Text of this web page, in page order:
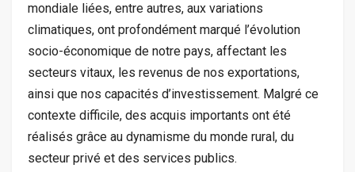
mondiale liées, entre autres, aux variations
climatiques, ont profondément marqué l’évolution
socio-économique de notre pays, affectant les
secteurs vitaux, les revenus de nos exportations,
ainsi que nos capacités d’investissement. Malgré ce
contexte difficile, des acquis importants ont été
réalisés grâce au dynamisme du monde rural, du
secteur privé et des services publics.